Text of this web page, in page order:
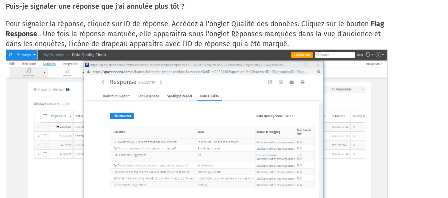
Puis-je signaler une réponse que j'ai annulée plus tôt ?
Pour signaler la réponse, cliquez sur ID de réponse. Accédez à l'onglet Qualité des données. Cliquez sur le bouton Flag
Response . Une fois la réponse marquée, elle apparaîtra sous l'onglet Réponses marquées dans la vue d'audience et
dans les enquêtes, l'icône de drapeau apparaîtra avec l'ID de réponse qui a été marqué.